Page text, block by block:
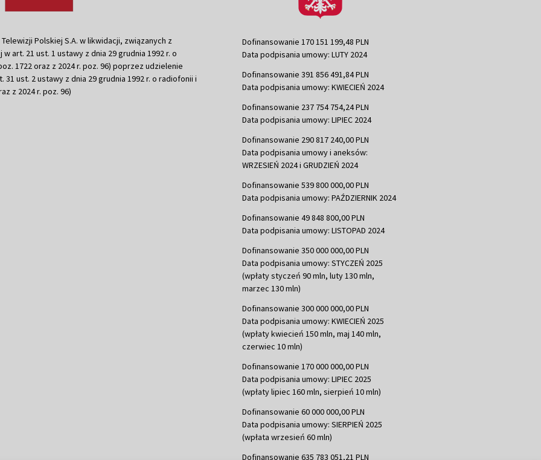
Polskiej S.A. w likwidacji, związanych z
art. 21 ust. 1 ustawy z dnia 29 grudnia 1992 r. o
1722 oraz z 2024 r. poz. 96) poprzez udzielenie
ust. 2 ustawy z dnia 29 grudnia 1992 r. o radiofonii i
z 2024 r. poz. 96)
Dofinansowanie 170 151 199,48 PLN
Data podpisania umowy: LUTY 2024
Dofinansowanie 391 856 491,84 PLN
Data podpisania umowy: KWIECIEŃ 2024
Dofinansowanie 237 754 754,24 PLN
Data podpisania umowy: LIPIEC 2024
Dofinansowanie 290 817 240,00 PLN
Data podpisania umowy i aneksów:
WRZESIEŃ 2024 i GRUDZIEŃ 2024
Dofinansowanie 539 800 000,00 PLN
Data podpisania umowy: PAŹDZIERNIK 2024
Dofinansowanie 49 848 800,00 PLN
Data podpisania umowy: LISTOPAD 2024
Dofinansowanie 350 000 000,00 PLN
Data podpisania umowy: STYCZEŃ 2025
(wpłaty styczeń 90 mln, luty 130 mln,
marzec 130 mln)
Dofinansowanie 300 000 000,00 PLN
Data podpisania umowy: KWIECIEŃ 2025
(wpłaty kwiecień 150 mln, maj 140 mln,
czerwiec 10 mln)
Dofinansowanie 170 000 000,00 PLN
Data podpisania umowy: LIPIEC 2025
(wpłaty lipiec 160 mln, sierpień 10 mln)
Dofinansowanie 60 000 000,00 PLN
Data podpisania umowy: SIERPIEŃ 2025
(wpłata wrzesień 60 mln)
Dofinansowanie 635 783 051,21 PLN